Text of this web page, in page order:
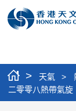
> 天氣 >
二零零八熱帶氣旋